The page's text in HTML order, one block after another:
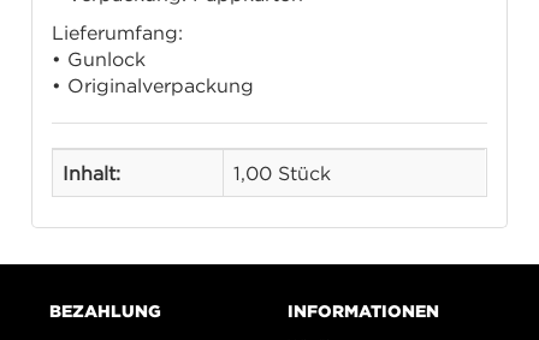
Lieferumfang:
• Gunlock
• Originalverpackung
Inhalt: 1,00 Stück
BEZAHLUNG INFORMATIONEN